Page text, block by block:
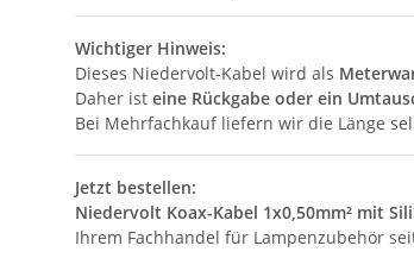
Wichtiger Hinweis:
Dieses Niedervolt-Kabel wird als
Daher ist eine Rückgabe oder ein
Bei Mehrfachkauf liefern wir die Länge
Jetzt bestellen:
Niedervolt Koax-Kabel 1x0,50mm² mit
Ihrem Fachhandel für Lampenzubehör